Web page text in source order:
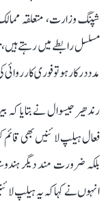
شپنگ وزارت، متعلقہ
مسلسل رابطے میں رہتے ہیں،
مدد درکار ہو تو فوری
فعال ہیلپ لائنیں بھی
بلکہ ضرورت مند دیگر
انہوں نے کہا کہ یہ ہیلپ